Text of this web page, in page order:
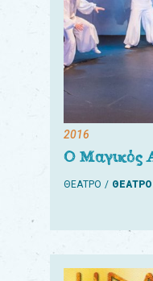
2016
Ο Μαγικός
ΘΕΑΤΡΟ ΘΕΑΤΡΟ